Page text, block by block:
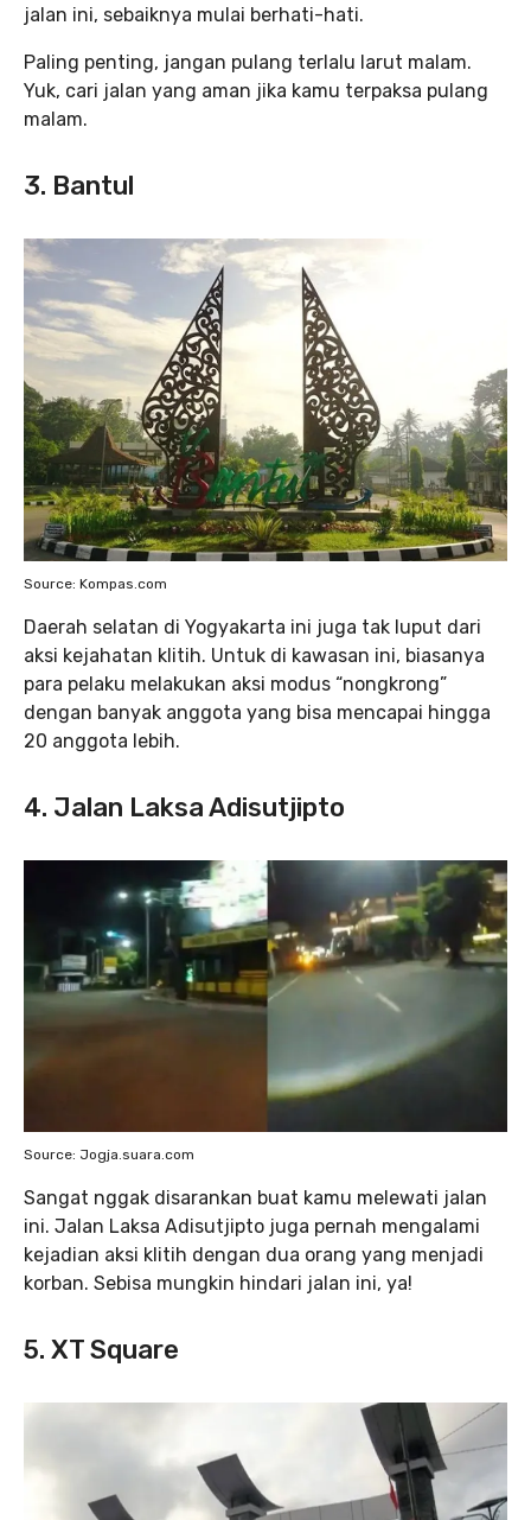
jalan ini, sebaiknya mulai berhati-hati.
Paling penting, jangan pulang terlalu larut malam.
Yuk, cari jalan yang aman jika kamu terpaksa pulang
malam.
3. Bantul
Source: Kompas.com
Daerah selatan di Yogyakarta ini juga tak luput dari
aksi kejahatan klitih. Untuk di kawasan ini, biasanya
para pelaku melakukan aksi modus “nongkrong”
dengan banyak anggota yang bisa mencapai hingga
20 anggota lebih.
4. Jalan Laksa Adisutjipto
Source: Jogja.suara.com
Sangat nggak disarankan buat kamu melewati jalan
ini. Jalan Laksa Adisutjipto juga pernah mengalami
kejadian aksi klitih dengan dua orang yang menjadi
korban. Sebisa mungkin hindari jalan ini, ya!
5. XT Square